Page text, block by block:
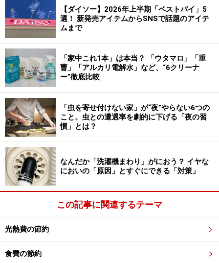
対策１ 侵入を阻む
まずゴキブリを家に侵入させないようにすることが第
一。
窓やドアの開けっぱなしは言語道断。開ける場合は必ず
網戸を閉めましょう。侵入経路として多いのは、ドアや
窓以外でもちょっとした隙間から侵入してきます。隙間
がある場所を事前によくチェックしておき、ふさげる場
所は徹底的にふさぎましょう。
建物自体に巣くっていることがあります。押入れや天袋
など、隅の方にちょっとした隙間はありませんか?こうし
す。
【ダイソー】2026年上半期「ベストバイ」5
選！ 新発売アイテムからSNSで話題のアイテ
ムまで
「家中これ1本」は本当？ 「ウタマロ」「重
曹」「アルカリ電解水」など、“6クリーナ
ー”徹底比較
「虫を寄せ付けない家」が“夜”やらない6つの
こと。虫との遭遇率を劇的に下げる「夜の習
慣」とは？
なんだか「洗濯機まわり」がにおう？ イヤな
においの「原因」とすぐにできる「対策」
この記事に関連するテーマ
光熱費の節約
食費の節約